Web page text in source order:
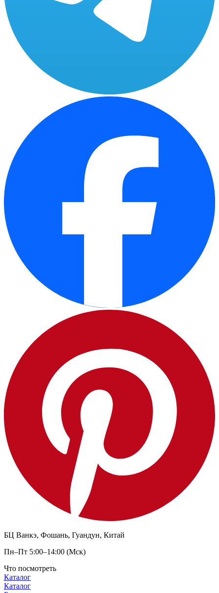
БЦ Ванкэ, Фошань, Гуандун, Китай
Пн–Пт 5:00–14:00 (Мск)
Что посмотреть
Каталог
Каталог